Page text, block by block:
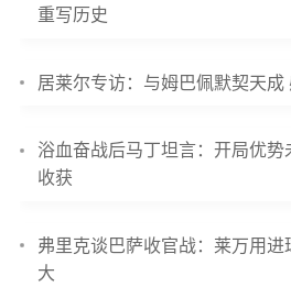
重写历史
居莱尔专访：与姆巴佩默契天
浴血奋战后马丁坦言：开局优
收获
弗里克谈巴萨收官战：莱万用进
大